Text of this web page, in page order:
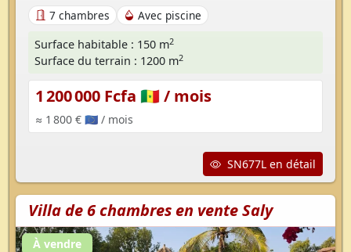
7 chambres
Avec piscine
Surface habitable : 150 m2
Surface du terrain : 1200 m2
1 200 000 Fcfa 🇸🇳 / mois
≈ 1 800 € 🇪🇺 / mois
SN677L en détail
Villa de 6 chambres en vente Saly
À vendre